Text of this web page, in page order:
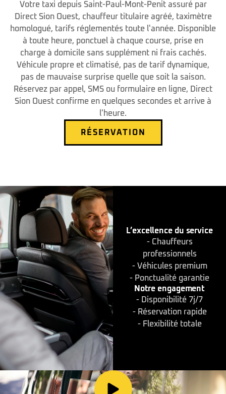
Votre taxi depuis Saint-Paul-Mont-Penit assuré par
Direct Sion Ouest, chauffeur titulaire agréé, taximètre
homologué, tarifs réglementés toute l'année. Disponible
à toute heure, ponctuel à chaque course, prise en
charge à domicile sans supplément ni frais cachés.
Véhicule propre et climatisé, pas de tarif dynamique,
pas de mauvaise surprise quelle que soit la saison.
Réservez par appel, SMS ou formulaire en ligne, Direct
Sion Ouest confirme en quelques secondes et arrive à
l'heure.
RÉSERVATION
L’excellence du service
- Chauffeurs
professionnels
- Véhicules premium
- Ponctualité garantie
Notre engagement
- Disponibilité 7j/7
- Réservation rapide
- Flexibilité totale